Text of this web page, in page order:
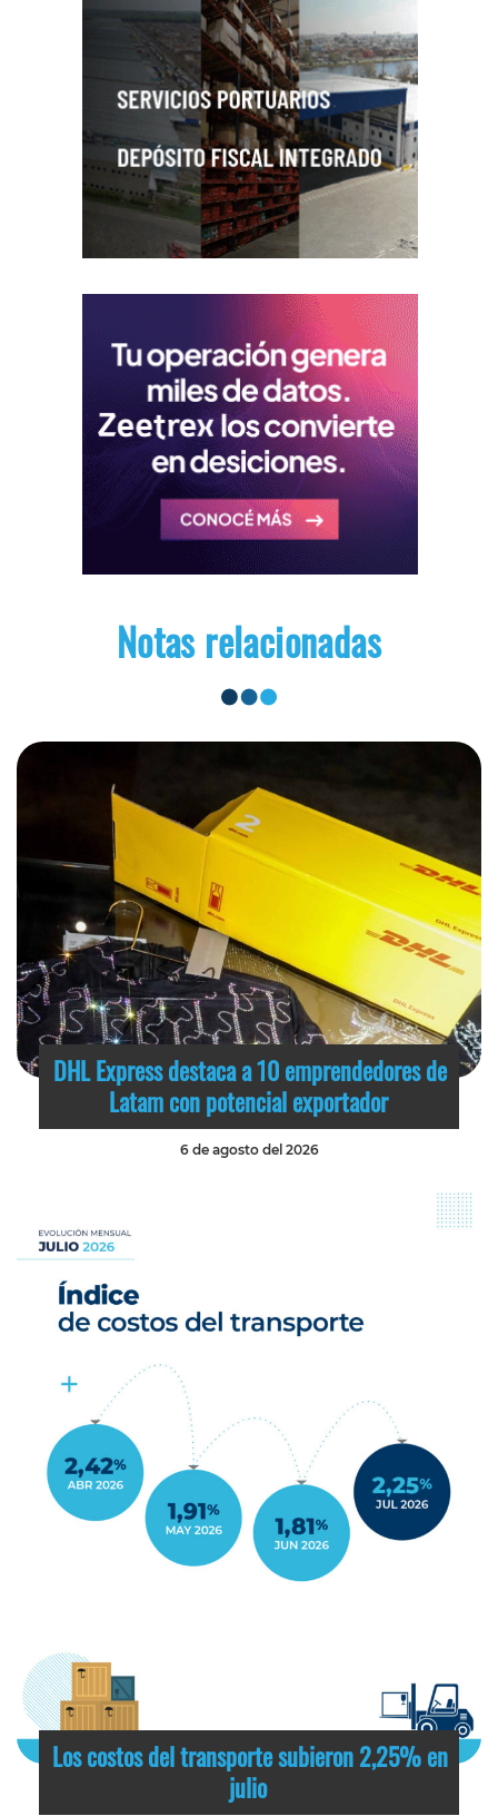
Notas relacionadas
DHL Express destaca a 10 emprendedores de
Latam con potencial exportador
6 de agosto del 2026
Los costos del transporte subieron 2,25% en
julio